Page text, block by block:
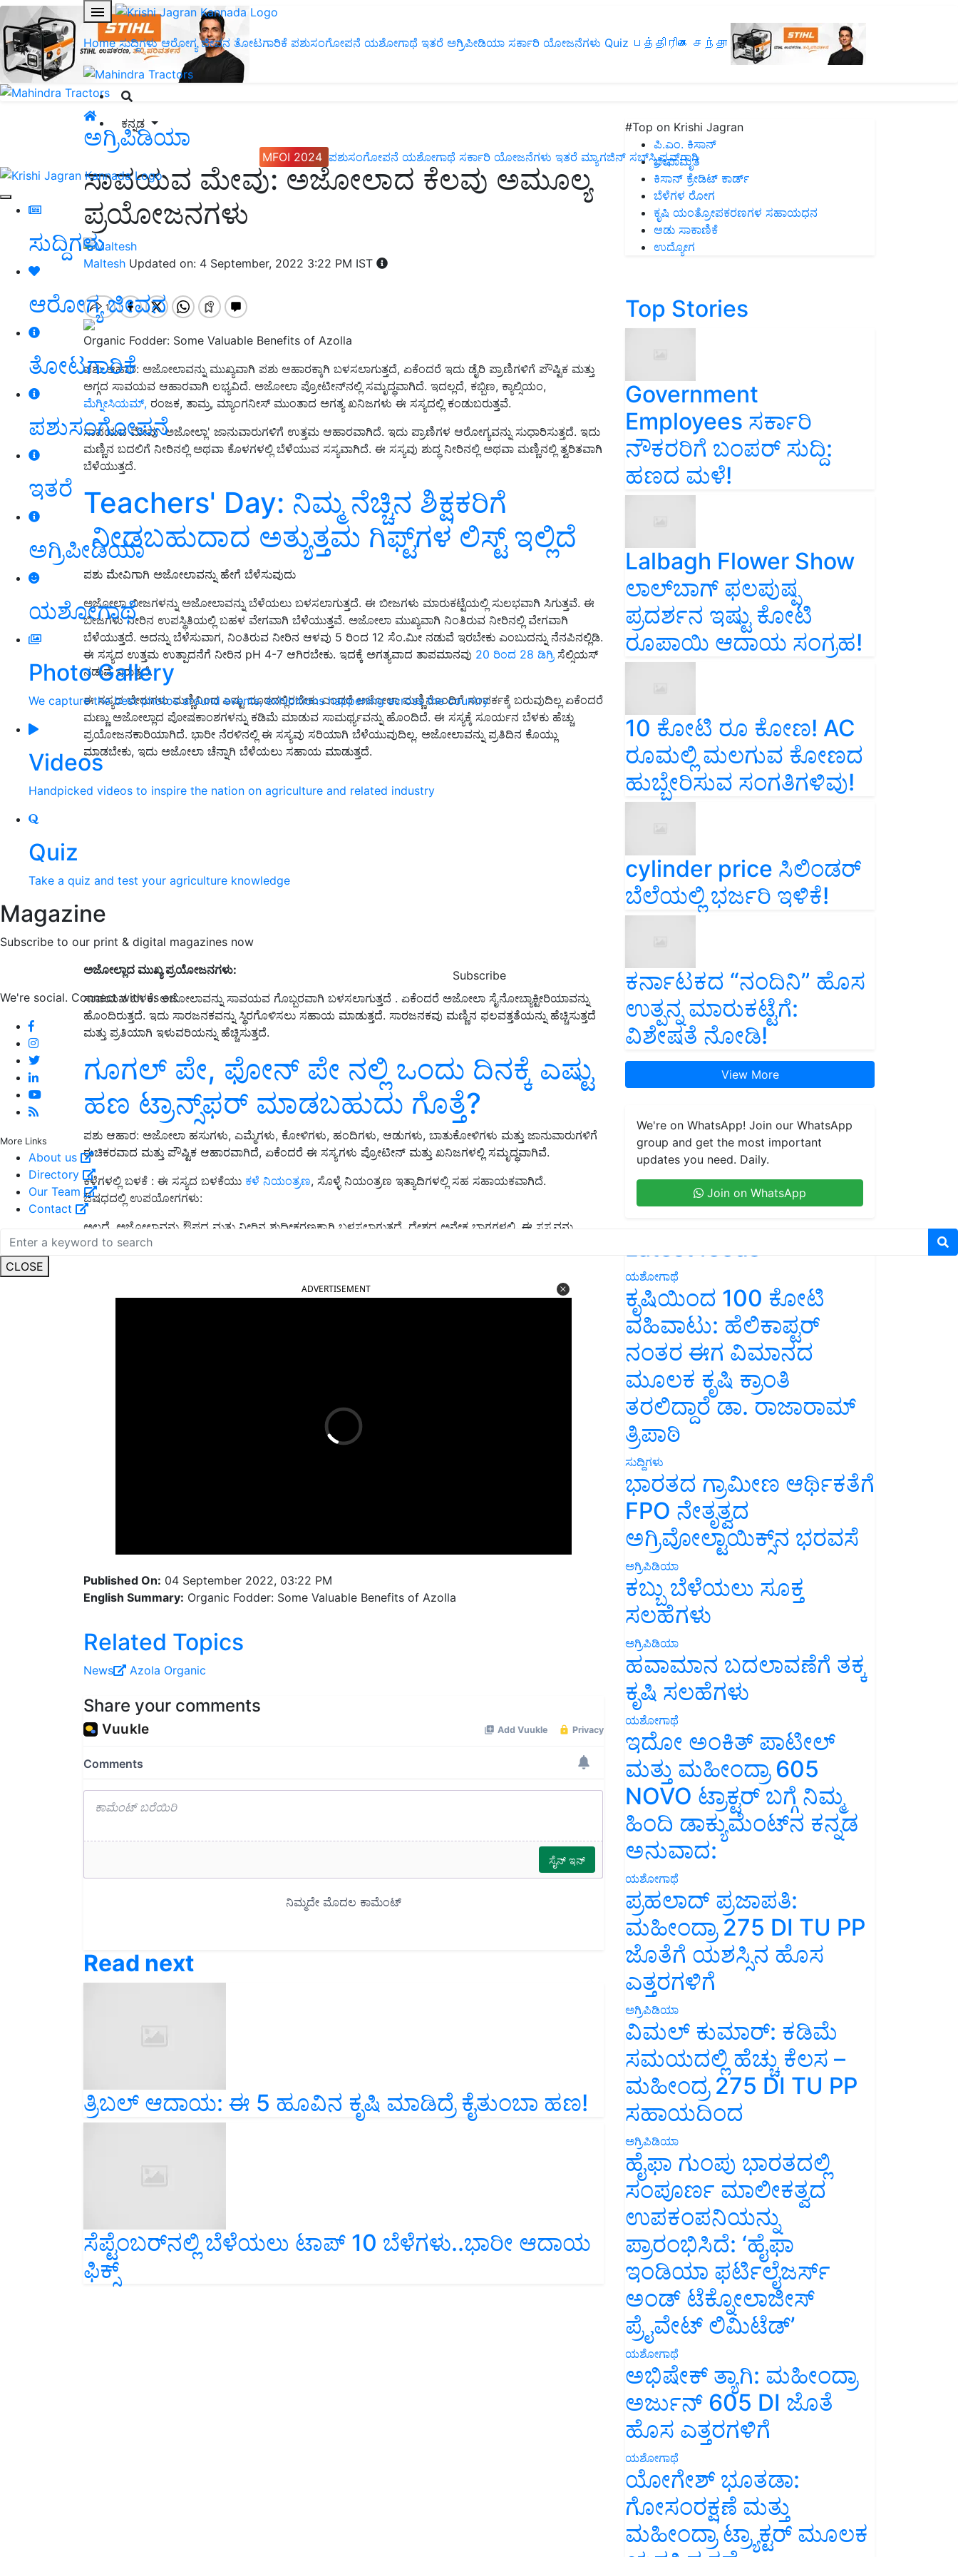
Home ಸುದ್ದಿಗಳು ಆರೋಗ್ಯ ಜೀವನ ತೋಟಗಾರಿಕೆ ಪಶುಸಂಗೋಪನೆ ಯಶೋಗಾಥೆ ಇತರೆ ಅಗ್ರಿಪೀಡಿಯಾ ಸರ್ಕಾರಿ ಯೋಜನೆಗಳು Quiz பத்திரிகை சந்தா
ಕನ್ನಡ
MFOI 2024 ಪಶುಸಂಗೋಪನೆ ಯಶೋಗಾಥೆ ಸರ್ಕಾರಿ ಯೋಜನೆಗಳು ಇತರೆ ಮ್ಯಾಗಜಿನ್‌ ಸಬ್‌ಸ್ಕ್ರಿಪ್ಷನ್‌ಗಾಗಿ
ಸುದ್ದಿಗಳು
ಆರೋಗ್ಯ ಜೀವನ
ತೋಟಗಾರಿಕೆ
ಪಶುಸಂಗೋಪನೆ
ಇತರೆ
ಅಗ್ರಿಪೀಡಿಯಾ
ಯಶೋಗಾಥೆ
Photo Gallery
We capture the best photos around events, exhibitions happening across the country
Videos
Handpicked videos to inspire the nation on agriculture and related industry
Quiz
Take a quiz and test your agriculture knowledge
Magazine
Subscribe to our print & digital magazines now
Subscribe
We're social. Connect with us on:
More Links
About us
Directory
Our Team
Contact
CLOSE
ಅಗ್ರಿಪಿಡಿಯಾ
ಸಾವಯವ ಮೇವು: ಅಜೋಲಾದ ಕೆಲವು ಅಮೂಲ್ಯ
ಪ್ರಯೋಜನಗಳು
Maltesh Updated on: 4 September, 2022 3:22 PM IST
Organic Fodder: Some Valuable Benefits of Azolla
ಪಶು ಆಹಾರ: ಅಜೋಲಾವನ್ನು ಮುಖ್ಯವಾಗಿ ಪಶು ಆಹಾರಕ್ಕಾಗಿ ಬಳಸಲಾಗುತ್ತದೆ, ಏಕೆಂದರೆ ಇದು ಡೈರಿ ಪ್ರಾಣಿಗಳಿಗೆ ಪೌಷ್ಟಿಕ ಮತ್ತು
ಅಗ್ಗದ ಸಾವಯವ ಆಹಾರವಾಗಿ ಲಭ್ಯವಿದೆ. ಅಜೋಲಾ ಪ್ರೋಟೀನ್‌ನಲ್ಲಿ ಸಮೃದ್ಧವಾಗಿದೆ. ಇದಲ್ಲದೆ, ಕಬ್ಬಿಣ, ಕ್ಯಾಲ್ಸಿಯಂ,
ಮೆಗ್ನೀಸಿಯಮ್, ರಂಜಕ, ತಾಮ್ರ, ಮ್ಯಾಂಗನೀಸ್ ಮುಂತಾದ ಅಗತ್ಯ ಖನಿಜಗಳು ಈ ಸಸ್ಯದಲ್ಲಿ ಕಂಡುಬರುತ್ತವೆ.
ಸಾವಯವ ಮೇವು 'ಅಜೋಲ್ಲಾ' ಜಾನುವಾರುಗಳಿಗೆ ಉತ್ತಮ ಆಹಾರವಾಗಿದೆ. ಇದು ಪ್ರಾಣಿಗಳ ಆರೋಗ್ಯವನ್ನು ಸುಧಾರಿಸುತ್ತದೆ. ಇದು
ಮಣ್ಣಿನ ಬದಲಿಗೆ ನೀರಿನಲ್ಲಿ ಅಥವಾ ಕೊಳಗಳಲ್ಲಿ ಬೆಳೆಯುವ ಸಸ್ಯವಾಗಿದೆ. ಈ ಸಸ್ಯವು ಶುದ್ಧ ನೀರಿನಲ್ಲಿ ಅಥವಾ ಮಣ್ಣಿನಲ್ಲಿ ತ್ವರಿತವಾಗಿ
ಬೆಳೆಯುತ್ತದೆ.
Teachers' Day: ನಿಮ್ಮ ನೆಚ್ಚಿನ ಶಿಕ್ಷಕರಿಗೆ
ನೀಡಬಹುದಾದ ಅತ್ಯುತ್ತಮ ಗಿಫ್ಟ್‌ಗಳ ಲಿಸ್ಟ್‌ ಇಲ್ಲಿದೆ
ಪಶು ಮೇವಿಗಾಗಿ ಅಜೋಲಾವನ್ನು ಹೇಗೆ ಬೆಳೆಸುವುದು
ಅಜೋಲಾ ಬೀಜಗಳನ್ನು ಅಜೋಲಾವನ್ನು ಬೆಳೆಯಲು ಬಳಸಲಾಗುತ್ತದೆ. ಈ ಬೀಜಗಳು ಮಾರುಕಟ್ಟೆಯಲ್ಲಿ ಸುಲಭವಾಗಿ ಸಿಗುತ್ತವೆ. ಈ
ಬೀಜಗಳು ನೀರಿನ ಉಪಸ್ಥಿತಿಯಲ್ಲಿ ಬಹಳ ವೇಗವಾಗಿ ಬೆಳೆಯುತ್ತವೆ. ಅಜೋಲಾ ಮುಖ್ಯವಾಗಿ ನಿಂತಿರುವ ನೀರಿನಲ್ಲಿ ವೇಗವಾಗಿ
ಬೆಳೆಯುತ್ತದೆ. ಅದನ್ನು ಬೆಳೆಸುವಾಗ, ನಿಂತಿರುವ ನೀರಿನ ಆಳವು 5 ರಿಂದ 12 ಸೆಂ.ಮೀ ನಡುವೆ ಇರಬೇಕು ಎಂಬುದನ್ನು ನೆನಪಿನಲ್ಲಿಡಿ.
ಈ ಸಸ್ಯದ ಉತ್ತಮ ಉತ್ಪಾದನೆಗೆ ನೀರಿನ pH 4-7 ಆಗಿರಬೇಕು. ಇದಕ್ಕೆ ಅಗತ್ಯವಾದ ತಾಪಮಾನವು 20 ರಿಂದ 28 ಡಿಗ್ರಿಸೆಲ್ಸಿಯಸ್
ನಡುವೆ ಇರುತ್ತದೆ.
ಈ ಸಸ್ಯದ ಬೇರುಗಳು ಮಣ್ಣಿನಿಂದ ಎಷ್ಟು ದೂರದಲ್ಲಿರಬೇಕು ಎಂದರೆ ಅಜೋಲಾ ಮಣ್ಣಿನೊಂದಿಗೆ ಸಂಪರ್ಕಕ್ಕೆ ಬರುವುದಿಲ್ಲ ಏಕೆಂದರೆ
ಮಣ್ಣು ಅಜೋಲ್ಲಾದ ಪೋಷಕಾಂಶಗಳನ್ನು ಕಡಿಮೆ ಮಾಡುವ ಸಾಮರ್ಥ್ಯವನ್ನು ಹೊಂದಿದೆ. ಈ ಸಸ್ಯಕ್ಕೆ ಸೂರ್ಯನ ಬೆಳಕು ಹೆಚ್ಚು
ಪ್ರಯೋಜನಕಾರಿಯಾಗಿದೆ. ಭಾರೀ ನೆರಳಿನಲ್ಲಿ ಈ ಸಸ್ಯವು ಸರಿಯಾಗಿ ಬೆಳೆಯುವುದಿಲ್ಲ. ಅಜೋಲಾವನ್ನು ಪ್ರತಿದಿನ ಕೊಯ್ಲು
ಮಾಡಬೇಕು, ಇದು ಅಜೋಲಾ ಚೆನ್ನಾಗಿ ಬೆಳೆಯಲು ಸಹಾಯ ಮಾಡುತ್ತದೆ.
ಅಜೋಲ್ಲಾದ ಮುಖ್ಯ ಪ್ರಯೋಜನಗಳು:
ಸಾವಯವ ಬಳಕೆ: ಅಜೋಲಾವನ್ನು ಸಾವಯವ ಗೊಬ್ಬರವಾಗಿ ಬಳಸಲಾಗುತ್ತದೆ . ಏಕೆಂದರೆ ಅಜೋಲಾ ಸೈನೋಬ್ಯಾಕ್ಟೀರಿಯಾವನ್ನು
ಹೊಂದಿರುತ್ತದೆ. ಇದು ಸಾರಜನಕವನ್ನು ಸ್ಥಿರಗೊಳಿಸಲು ಸಹಾಯ ಮಾಡುತ್ತದೆ. ಸಾರಜನಕವು ಮಣ್ಣಿನ ಫಲವತ್ತತೆಯನ್ನು ಹೆಚ್ಚಿಸುತ್ತದೆ
ಮತ್ತು ಪ್ರತಿಯಾಗಿ ಇಳುವರಿಯನ್ನು ಹೆಚ್ಚಿಸುತ್ತದೆ.
ಗೂಗಲ್‌ ಪೇ, ಫೋನ್‌ ಪೇ ನಲ್ಲಿ ಒಂದು ದಿನಕ್ಕೆ ಎಷ್ಟು
ಹಣ ಟ್ರಾನ್ಸ್‌ಫರ್‌ ಮಾಡಬಹುದು ಗೊತ್ತೆ?
ಪಶು ಆಹಾರ: ಅಜೋಲಾ ಹಸುಗಳು, ಎಮ್ಮೆಗಳು, ಕೋಳಿಗಳು, ಹಂದಿಗಳು, ಆಡುಗಳು, ಬಾತುಕೋಳಿಗಳು ಮತ್ತು ಜಾನುವಾರುಗಳಿಗೆ
ರುಚಿಕರವಾದ ಮತ್ತು ಪೌಷ್ಟಿಕ ಆಹಾರವಾಗಿದೆ, ಏಕೆಂದರೆ ಈ ಸಸ್ಯಗಳು ಪ್ರೋಟೀನ್ ಮತ್ತು ಖನಿಜಗಳಲ್ಲಿ ಸಮೃದ್ಧವಾಗಿವೆ.
ಕಳೆಗಳಲ್ಲಿ ಬಳಕೆ : ಈ ಸಸ್ಯದ ಬಳಕೆಯು ಕಳೆ ನಿಯಂತ್ರಣ, ಸೊಳ್ಳೆ ನಿಯಂತ್ರಣ ಇತ್ಯಾದಿಗಳಲ್ಲಿ ಸಹ ಸಹಾಯಕವಾಗಿದೆ.
ಔಷಧದಲ್ಲಿ ಉಪಯೋಗಗಳು:
ಅಲ್ಲದೆ, ಅಜೋಲಾವನ್ನು ಔಷಧ ಮತ್ತು ನೀರಿನ ಶುದ್ಧೀಕರಣಕ್ಕಾಗಿ ಬಳಸಲಾಗುತ್ತದೆ. ದೇಶದ ಅನೇಕ ಭಾಗಗಳಲ್ಲಿ, ಈ ಸಸ್ಯವನ್ನು
ಆಹಾರವಾಗಿ ಬಳಸಲಾಗುತ್ತದೆ.
English Summary:Organic Fodder: Some Valuable Benefits of Azolla
Related Topics
News Azola Organic
ತ್ರಿಬಲ್‌ ಆದಾಯ: ಈ 5 ಹೂವಿನ ಕೃಷಿ ಮಾಡಿದ್ರೆ ಕೈತುಂಬಾ ಹಣ!
ಸೆಪ್ಟೆಂಬರ್‌ನಲ್ಲಿ ಬೆಳೆಯಲು ಟಾಪ್ 10 ಬೆಳೆಗಳು..ಭಾರೀ ಆದಾಯ
ಫಿಕ್ಸ್‌
#Top on Krishi Jagran
ಪಿ.ಎಂ. ಕಿಸಾನ್
ಜೀವಾಮೃತ
ಕಿಸಾನ್ ಕ್ರೇಡಿಟ್ ಕಾರ್ಡ್
ಬೆಳೆಗಳ ರೋಗ
ಕೃಷಿ ಯಂತ್ರೋಪಕರಣಗಳ ಸಹಾಯಧನ
ಆಡು ಸಾಕಾಣಿಕೆ
ಉದ್ಯೋಗ
Top Stories
Government
Employees ಸರ್ಕಾರಿ
ನೌಕರರಿಗೆ ಬಂಪರ್‌ ಸುದ್ದಿ:
ಹಣದ ಮಳೆ!
Lalbagh Flower Show
ಲಾಲ್‌ಬಾಗ್ ಫಲಪುಷ್ಪ
ಪ್ರದರ್ಶನ ಇಷ್ಟು ಕೋಟಿ
ರೂಪಾಯಿ ಆದಾಯ ಸಂಗ್ರಹ!
10 ಕೋಟಿ ರೂ ಕೋಣ! AC
ರೂಮಲ್ಲಿ ಮಲಗುವ ಕೋಣದ
ಹುಬ್ಬೇರಿಸುವ ಸಂಗತಿಗಳಿವು!
cylinder price ಸಿಲಿಂಡರ್‌
ಬೆಲೆಯಲ್ಲಿ ಭರ್ಜರಿ ಇಳಿಕೆ!
ಕರ್ನಾಟಕದ “ನಂದಿನಿ” ಹೊಸ
ಉತ್ಪನ್ನ ಮಾರುಕಟ್ಟೆಗೆ:
ವಿಶೇಷತೆ ನೋಡಿ!
View More
We're on WhatsApp! Join our WhatsApp
group and get the most important
updates you need. Daily.
Join on WhatsApp
Latest feeds
ಯಶೋಗಾಥೆ
ಕೃಷಿಯಿಂದ 100 ಕೋಟಿ
ವಹಿವಾಟು: ಹೆಲಿಕಾಪ್ಟರ್
ನಂತರ ಈಗ ವಿಮಾನದ
ಮೂಲಕ ಕೃಷಿ ಕ್ರಾಂತಿ
ತರಲಿದ್ದಾರೆ ಡಾ. ರಾಜಾರಾಮ್
ತ್ರಿಪಾಠಿ
ಸುದ್ದಿಗಳು
ಭಾರತದ ಗ್ರಾಮೀಣ ಆರ್ಥಿಕತೆಗೆ
FPO ನೇತೃತ್ವದ
ಅಗ್ರಿವೋಲ್ಟಾಯಿಕ್ಸ್‌ನ ಭರವಸೆ
ಅಗ್ರಿಪಿಡಿಯಾ
ಕಬ್ಬು ಬೆಳೆಯಲು ಸೂಕ್ತ
ಸಲಹೆಗಳು
ಅಗ್ರಿಪಿಡಿಯಾ
ಹವಾಮಾನ ಬದಲಾವಣೆಗೆ ತಕ್ಕ
ಕೃಷಿ ಸಲಹೆಗಳು
ಯಶೋಗಾಥೆ
ಇದೋ ಅಂಕಿತ್ ಪಾಟೀಲ್
ಮತ್ತು ಮಹೀಂದ್ರಾ 605
NOVO ಟ್ರಾಕ್ಟರ್ ಬಗ್ಗೆ ನಿಮ್ಮ
ಹಿಂದಿ ಡಾಕ್ಯುಮೆಂಟ್‌ನ ಕನ್ನಡ
ಅನುವಾದ:
ಯಶೋಗಾಥೆ
ಪ್ರಹಲಾದ್ ಪ್ರಜಾಪತಿ:
ಮಹೀಂದ್ರಾ 275 DI TU PP
ಜೊತೆಗೆ ಯಶಸ್ಸಿನ ಹೊಸ
ಎತ್ತರಗಳಿಗೆ
ಅಗ್ರಿಪಿಡಿಯಾ
ವಿಮಲ್ ಕುಮಾರ್: ಕಡಿಮೆ
ಸಮಯದಲ್ಲಿ ಹೆಚ್ಚು ಕೆಲಸ –
ಮಹೀಂದ್ರ 275 DI TU PP
ಸಹಾಯದಿಂದ
ಅಗ್ರಿಪಿಡಿಯಾ
ಹೈಫಾ ಗುಂಪು ಭಾರತದಲ್ಲಿ
ಸಂಪೂರ್ಣ ಮಾಲೀಕತ್ವದ
ಉಪಕಂಪನಿಯನ್ನು
ಪ್ರಾರಂಭಿಸಿದೆ: ‘ಹೈಫಾ
ಇಂಡಿಯಾ ಫರ್ಟಿಲೈಜರ್ಸ್
ಅಂಡ್ ಟೆಕ್ನೋಲಾಜೀಸ್
ಪ್ರೈವೇಟ್ ಲಿಮಿಟೆಡ್’
ಯಶೋಗಾಥೆ
ಅಭಿಷೇಕ್ ತ್ಯಾಗಿ: ಮಹೀಂದ್ರಾ
ಅರ್ಜುನ್ 605 DI ಜೊತೆ
ಹೊಸ ಎತ್ತರಗಳಿಗೆ
ಯಶೋಗಾಥೆ
ಯೋಗೇಶ್ ಭೂತಡಾ:
ಗೋಸಂರಕ್ಷಣೆ ಮತ್ತು
ಮಹೀಂದ್ರಾ ಟ್ರ್ಯಾಕ್ಟರ್ ಮೂಲಕ